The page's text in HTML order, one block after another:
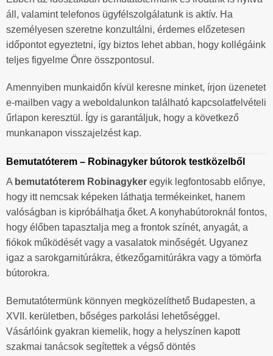
áll, valamint telefonos ügyfélszolgálatunk is aktív. Ha
személyesen szeretne konzultálni, érdemes előzetesen
időpontot egyeztetni, így biztos lehet abban, hogy kollégáink
teljes figyelme Önre összpontosul.
Amennyiben munkaidőn kívül keresne minket, írjon üzenetet
e-mailben vagy a weboldalunkon található kapcsolatfelvételi
űrlapon keresztül. Így is garantáljuk, hogy a következő
munkanapon visszajelzést kap.
Bemutatóterem – Robinagyker bútorok testközelből
A bemutatóterem Robinagyker egyik legfontosabb előnye,
hogy itt nemcsak képeken láthatja termékeinket, hanem
valóságban is kipróbálhatja őket. A konyhabútoroknál fontos,
hogy élőben tapasztalja meg a frontok színét, anyagát, a
fiókok működését vagy a vasalatok minőségét. Ugyanez
igaz a sarokgarnitúrákra, étkezőgarnitúrákra vagy a tömörfa
bútorokra.
Bemutatótermünk könnyen megközelíthető Budapesten, a
XVII. kerületben, bőséges parkolási lehetőséggel.
Vásárlóink gyakran kiemelik, hogy a helyszínen kapott
szakmai tanácsok segítettek a végső döntés